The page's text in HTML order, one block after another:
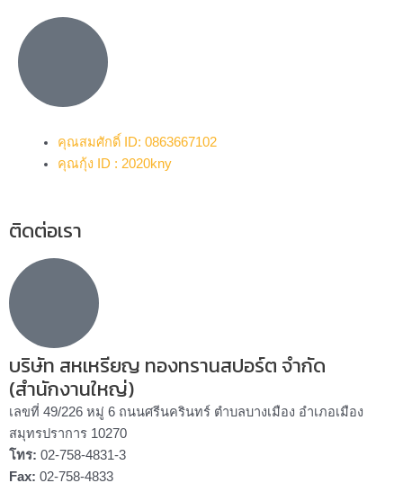
คุณสมศักดิ์ ID: 0863667102
คุณกุ้ง ID : 2020kny
ติดต่อเรา
บริษัท สหเหรียญ ทองทรานสปอร์ต จำกัด
(สำนักงานใหญ่)
เลขที่ 49/226 หมู่ 6 ถนนศรีนครินทร์ ตำบลบางเมือง อำเภอเมือง
สมุทรปราการ 10270
โทร: 02-758-4831-3
Fax: 02-758-4833